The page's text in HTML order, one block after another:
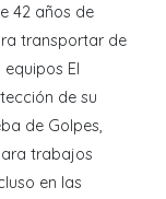
42 años de
transportar de
El
de su
de Golpes,
trabajos
en las